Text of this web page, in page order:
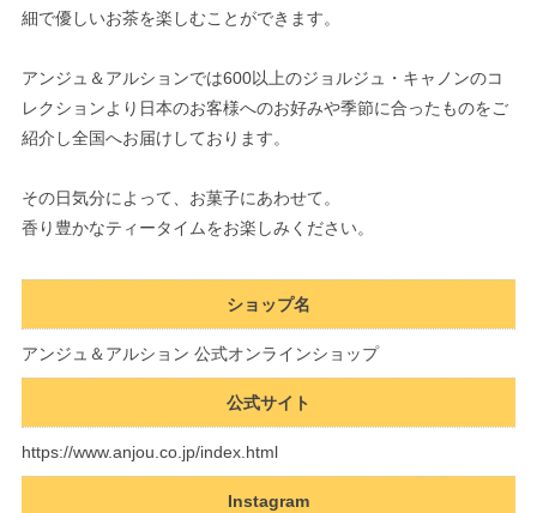
細で優しいお茶を楽しむことができます。
アンジュ＆アルションでは600以上のジョルジュ・キャノンのコ
レクションより日本のお客様へのお好みや季節に合ったものをご
紹介し全国へお届けしております。
その日気分によって、お菓子にあわせて。
香り豊かなティータイムをお楽しみください。
ショップ名
アンジュ＆アルション 公式オンラインショップ
公式サイト
https://www.anjou.co.jp/index.html
Instagram